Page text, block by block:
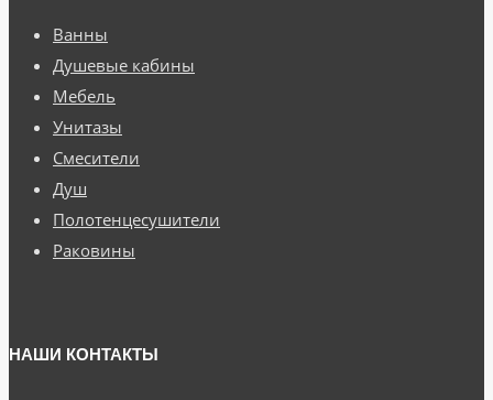
Ванны
Душевые кабины
Мебель
Унитазы
Смесители
Душ
Полотенцесушители
Раковины
НАШИ КОНТАКТЫ